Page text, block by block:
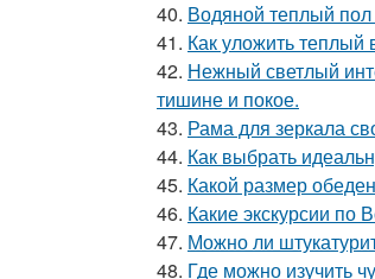
40. Водяной теплый пол
41. Как уложить теплый
42. Нежный светлый
тишине и покое.
43. Рама для зеркала
44. Как выбрать
45. Какой размер
46. Какие экскурсии по
47. Можно ли
48. Где можно изучить